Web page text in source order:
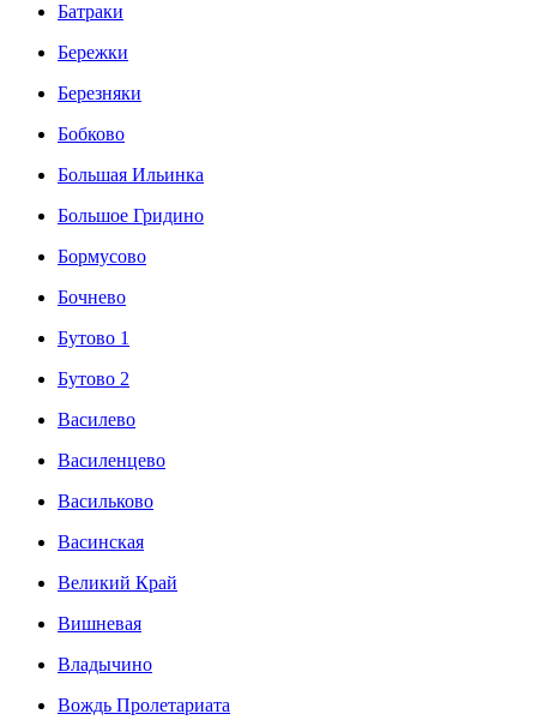
Батраки
Бережки
Березняки
Бобково
Большая Ильинка
Большое Гридино
Бормусово
Бочнево
Бутово 1
Бутово 2
Василево
Василенцево
Васильково
Васинская
Великий Край
Вишневая
Владычино
Вождь Пролетариата